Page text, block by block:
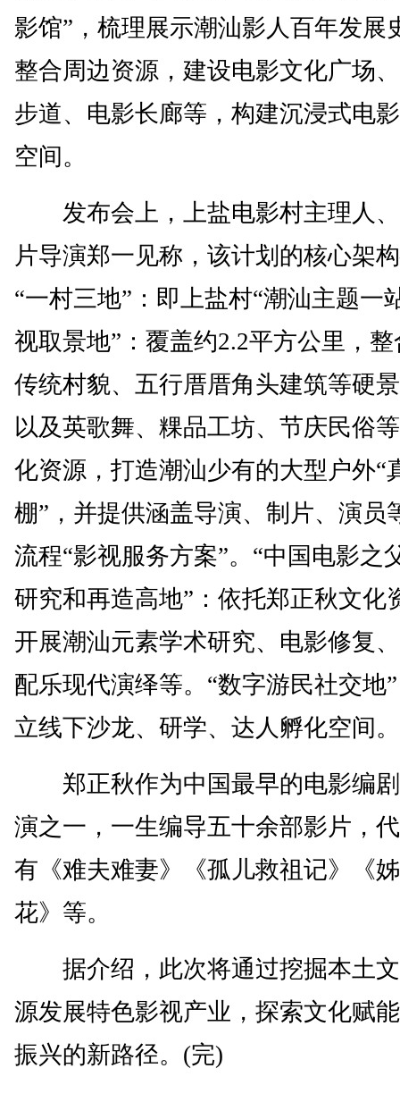
影馆”，梳理展示潮汕影人百年发展
整合周边资源，建设电影文化广场
步道、电影长廊等，构建沉浸式电
空间。
发布会上，上盐电影村主理人
片导演郑一见称，该计划的核心
“一村三地”：即上盐村“潮汕主题一
视取景地”：覆盖约2.2平方公里，
传统村貌、五行厝厝角头建筑等硬
以及英歌舞、粿品工坊、节庆民俗
化资源，打造潮汕少有的大型户外“
棚”，并提供涵盖导演、制片、演员
流程“影视服务方案”。“中国电影之
研究和再造高地”：依托郑正秋文化
开展潮汕元素学术研究、电影修复
配乐现代演绎等。“数字游民社交地
立线下沙龙、研学、达人孵化空间。
郑正秋作为中国最早的电影编
演之一，一生编导五十余部影片，
有《难夫难妻》《孤儿救祖记》《
花》等。
据介绍，此次将通过挖掘本土
源发展特色影视产业，探索文化赋
振兴的新路径。(完)